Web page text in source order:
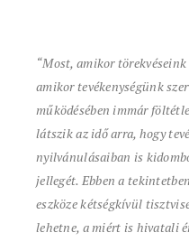
“Most, amikor
amikor tevékenységünk
működésében immár
látszik az idő arra, hogy
nyilvánulásaiban is
jellegét. Ebben a
eszköze kétségkívül
lehetne, a miért is hivatali